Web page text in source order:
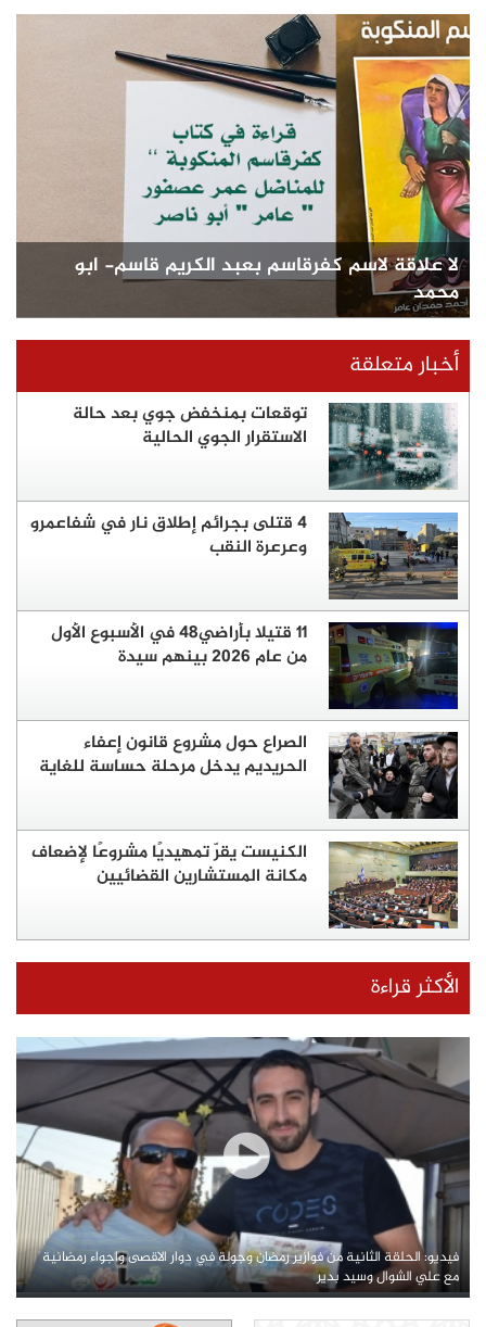
لا علاقة لاسم كفرقاسم بعبد الكريم قاسم- ابو
محمد
أخبار متعلقة
توقعات بمنخفض جوي بعد حالة
الاستقرار الجوي الحالية
4 قتلى بجرائم إطلاق نار في شفاعمرو
وعرعرة النقب
11 قتيلا بأراضي48 في الأسبوع الأول
من عام 2026 بينهم سيدة
الصراع حول مشروع قانون إعفاء
الحريديم يدخل مرحلة حساسة للغاية
الكنيست يقرّ تمهيديًا مشروعًا لإضعاف
مكانة المستشارين القضائيين
الأكثر قراءة
فيديو: الحلقة الثانية من فوازير رمضان وجولة في دوار الاقصى واجواء رمضانية
مع علي الشوال وسيد بدير